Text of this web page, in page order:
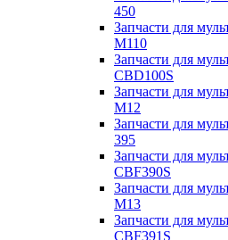
450
Запчасти для
M110
Запчасти для
CBD100S
Запчасти для
M12
Запчасти для
395
Запчасти для
CBF390S
Запчасти для
M13
Запчасти для
CBF391S